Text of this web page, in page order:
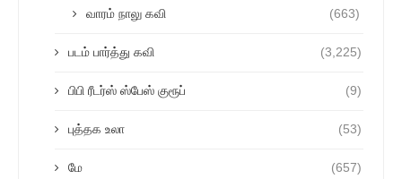
வாரம் நாலு கவி (663)
படம் பார்த்து கவி (3,225)
பிபி ரீடர்ஸ் ஸ்பேஸ் குரூப் (9)
புத்தக உலா (53)
மே (657)